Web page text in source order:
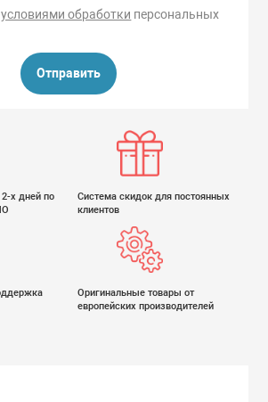
условиями обработки персональных
Отправить
2-х дней по
Система скидок для постоянных
клиентов
Оригинальные товары от
европейских производителей